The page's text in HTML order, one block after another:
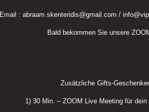
Email : abraam.skenteridis@gmail.com /
Bald bekommen Sie unsere
Zusätzliche Gifts-
1) 30 Min. – ZOOM Live Meeting für dein